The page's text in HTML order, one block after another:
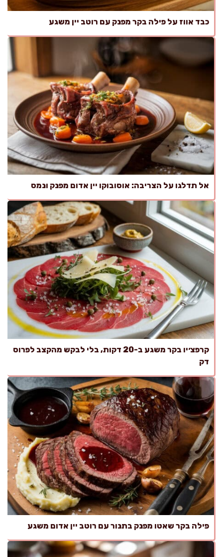
כבד אווז על פילה בקר מפנק עם רוטב יין משגע
אל תדלגו על הצריבה: אוסובוקו יין אדום מפנק ונמס
קרפצ׳יו בקר משגע ב-20 דקות, בלי לבקש מהקצב לפרוס
דק
פילה בקר שאטו מפנק בתנור עם רוטב יין אדום משגע